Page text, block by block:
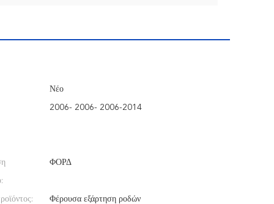
Νέο
2006- 2006- 2006-2014
ΦΟΡΔ
Φέρουσα εξάρτηση ροδών